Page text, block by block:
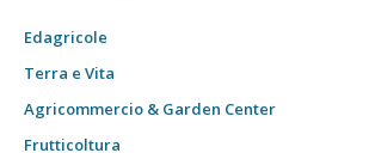
Edagricole
Terra e Vita
Agricommercio & Garden Center
Frutticoltura